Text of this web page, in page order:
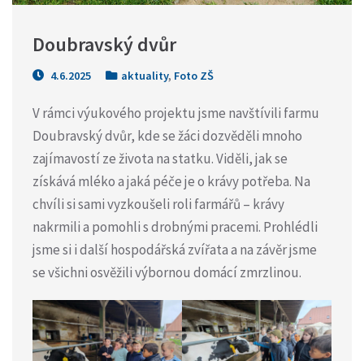
Doubravský dvůr
4.6.2025 aktuality, Foto ZŠ
V rámci výukového projektu jsme navštívili farmu
Doubravský dvůr, kde se žáci dozvěděli mnoho
zajímavostí ze života na statku. Viděli, jak se
získává mléko a jaká péče je o krávy potřeba. Na
chvíli si sami vyzkoušeli roli farmářů – krávy
nakrmili a pomohli s drobnými pracemi. Prohlédli
jsme si i další hospodářská zvířata a na závěr jsme
se všichni osvěžili výbornou domácí zmrzlinou.